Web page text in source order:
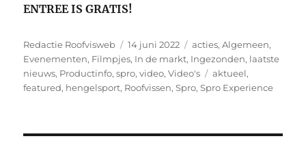
ENTREE IS GRATIS!
Auteur
Redactie Roofvisweb
Geplaatst
op
14 juni 2022 Categorieën
acties,Algemeen,
Evenementen, Filmpjes, In de markt, Ingezonden, laatste
nieuws, Productinfo,spro,video,Video's Tags
aktueel,
featured, hengelsport, Roofvissen,Spro,Spro Experience